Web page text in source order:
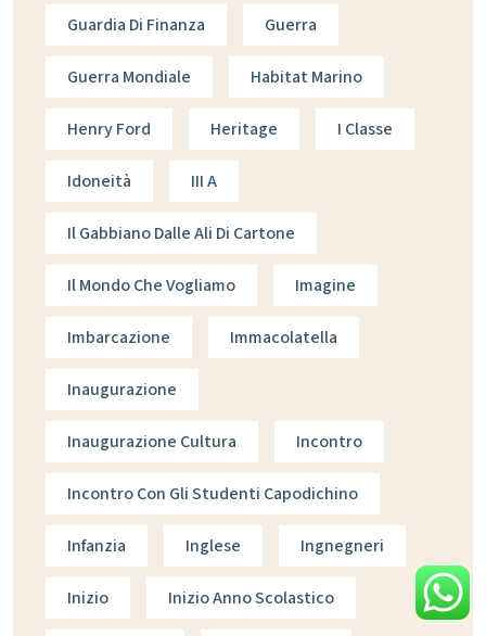
Guardia Di Finanza Guerra
Guerra Mondiale Habitat Marino
Henry Ford Heritage I Classe
Idoneità III A
Il Gabbiano Dalle Ali Di Cartone
Il Mondo Che Vogliamo Imagine
Imbarcazione Immacolatella
Inaugurazione
Inaugurazione Cultura Incontro
Incontro Con Gli Studenti Capodichino
Infanzia Inglese Ingnegneri
Inizio Inizio Anno Scolastico